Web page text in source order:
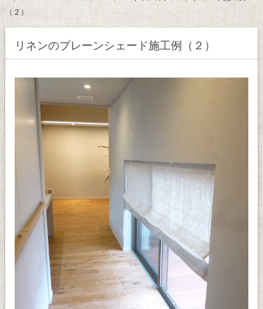
（２）
リネンのプレーンシェード施工例（２）